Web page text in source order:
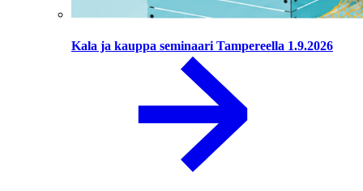
Kala ja kauppa seminaari Tampereella 1.9.2026